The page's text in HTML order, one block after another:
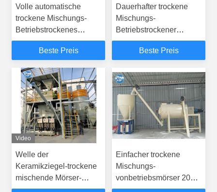
Volle automatische
trockene Mischungs-
Betriebstrockenes
Mörser-Baumaterial-
Maschinerie CER
Beste Preis
Dauerhafter trockene
Mischungs-
Betriebstrockener
Mörser-Mischer mit PLC-
Schaltschrank
Beste Preis
Video
Welle der
Keramikziegel-trockene
mischende Mörser-
Ausrüstungs-3800mm
Einfacher trockene
Mischungs-
vonbetriebsmörser 20
Kilowatt für Zement-multi